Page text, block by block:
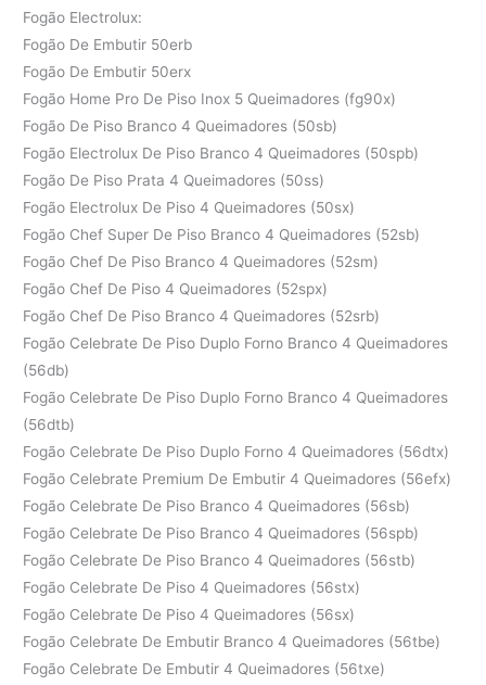
Fogão Electrolux:
Fogão De Embutir 50erb
Fogão De Embutir 50erx
Fogão Home Pro De Piso Inox 5 Queimadores (fg90x)
Fogão De Piso Branco 4 Queimadores (50sb)
Fogão Electrolux De Piso Branco 4 Queimadores (50spb)
Fogão De Piso Prata 4 Queimadores (50ss)
Fogão Electrolux De Piso 4 Queimadores (50sx)
Fogão Chef Super De Piso Branco 4 Queimadores (52sb)
Fogão Chef De Piso Branco 4 Queimadores (52sm)
Fogão Chef De Piso 4 Queimadores (52spx)
Fogão Chef De Piso Branco 4 Queimadores (52srb)
Fogão Celebrate De Piso Duplo Forno Branco 4 Queimadores
(56db)
Fogão Celebrate De Piso Duplo Forno Branco 4 Queimadores
(56dtb)
Fogão Celebrate De Piso Duplo Forno 4 Queimadores (56dtx)
Fogão Celebrate Premium De Embutir 4 Queimadores (56efx)
Fogão Celebrate De Piso Branco 4 Queimadores (56sb)
Fogão Celebrate De Piso Branco 4 Queimadores (56spb)
Fogão Celebrate De Piso Branco 4 Queimadores (56stb)
Fogão Celebrate De Piso 4 Queimadores (56stx)
Fogão Celebrate De Piso 4 Queimadores (56sx)
Fogão Celebrate De Embutir Branco 4 Queimadores (56tbe)
Fogão Celebrate De Embutir 4 Queimadores (56txe)